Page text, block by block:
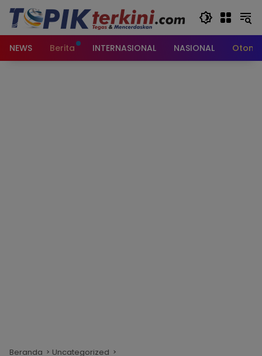
Langsung
konten
NEWS
Berita INTERNASIONAL NASIONAL
Beranda Uncategorized